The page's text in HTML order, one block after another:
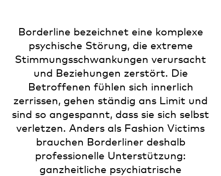
Borderline bezeichnet eine komplexe
psychische Störung, die extreme
Stimmungsschwankungen verursacht
und Beziehungen zerstört. Die
Betroffenen fühlen sich innerlich
zerrissen, gehen ständig ans Limit und
sind so angespannt, dass sie sich selbst
verletzen. Anders als Fashion Victims
brauchen Borderliner deshalb
professionelle Unterstützung:
ganzheitliche psychiatrische